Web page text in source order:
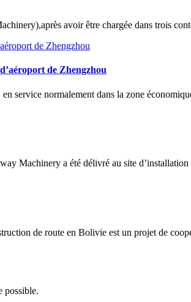
avoir être chargée dans trois
de Zhengzhou
service normalement dans la zone
Machinery a été délivré au site d’installation
de route en Bolivie est un projet de
possible.